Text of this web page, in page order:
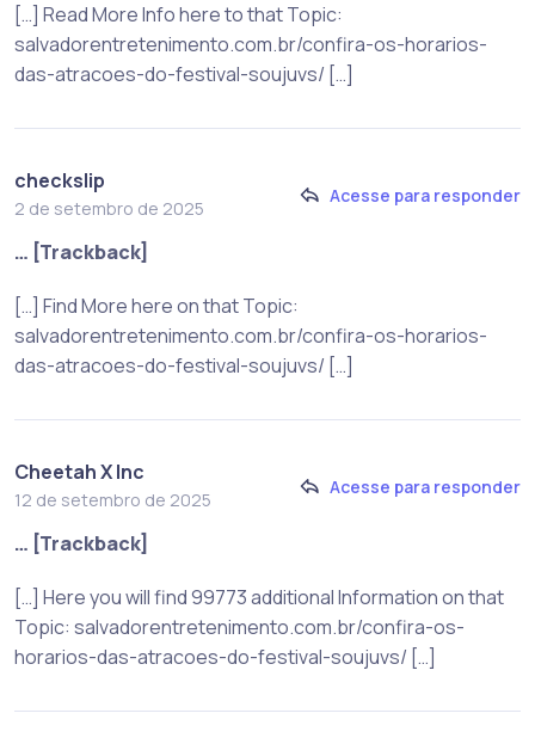
[…] Read More Info here to that Topic:
salvadorentretenimento.com.br/confira-os-horarios-
das-atracoes-do-festival-soujuvs/ […]
checkslip
2 de setembro de 2025
Acesse para responder
… [Trackback]
[…] Find More here on that Topic:
salvadorentretenimento.com.br/confira-os-horarios-
das-atracoes-do-festival-soujuvs/ […]
Cheetah X Inc
12 de setembro de 2025
Acesse para responder
… [Trackback]
[…] Here you will find 99773 additional Information on that
Topic: salvadorentretenimento.com.br/confira-os-
horarios-das-atracoes-do-festival-soujuvs/ […]